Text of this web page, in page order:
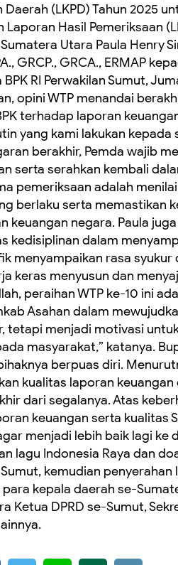
Daerah (LKPD) Tahun 2025
Laporan Hasil Pemeriksaan
Utara Paula Henry
GRCP., GRCA., ERMAP
BPK RI Perwakilan Sumut,
opini WTP menandai
terhadap laporan
yang kami lakukan
berakhir, Pemda wajib
serta serahkan kembali
pemeriksaan adalah
berlaku serta memastikan
keuangan negara. Paula
kedisiplinan dalam
menyampaikan rasa
keras menyusun dan
peraihan WTP ke-10 ini
Asahan dalam
tetapi menjadi motivasi
masyarakat,” katanya.
berpuas diri.
kualitas laporan keuangan
dari segalanya. Atas
keuangan serta kualitas
menjadi lebih baik lagi ke
lagu Indonesia Raya dan
kemudian
kepala daerah se-
Ketua DPRD se-Sumut,